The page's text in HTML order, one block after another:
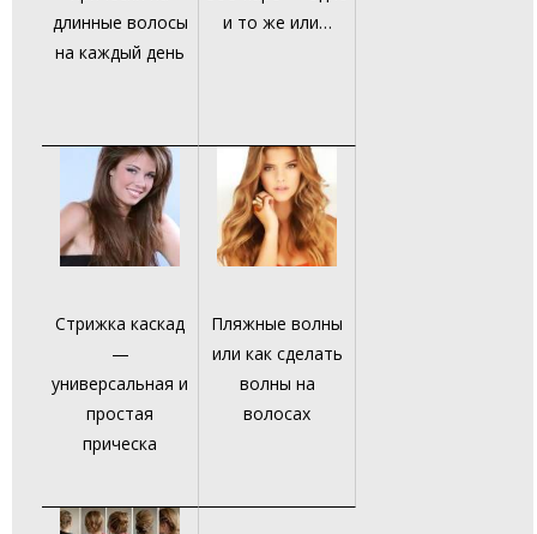
длинные волосы
на каждый день
и то же или…
Стрижка каскад
—
универсальная и
простая
прическа
Пляжные волны
или как сделать
волны на
волосах